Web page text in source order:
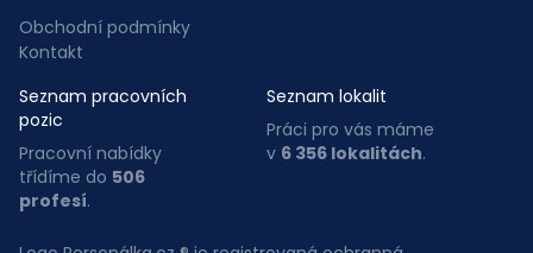
Obchodní podmínky
Kontakt
Seznam pracovních
pozic
Pracovní nabídky
třídíme do 506
profesí.
Seznam lokalit
Práci pro vás máme
v 6 356 lokalitách.